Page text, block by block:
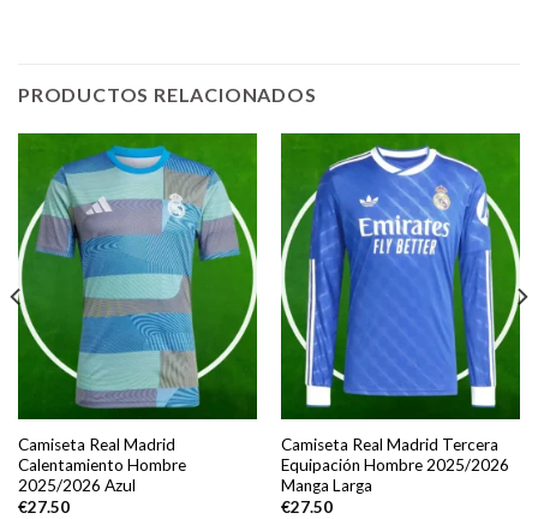
PRODUCTOS RELACIONADOS
Camiseta Real Madrid
Calentamiento Hombre
2025/2026 Azul
€27.50
Camiseta Real Madrid Tercera
Equipación Hombre 2025/2026
Manga Larga
€27.50